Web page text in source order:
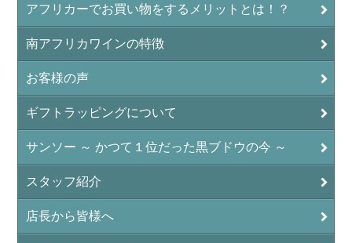
アフリカーでお買い物をするメリットとは！？
南アフリカワインの特徴
お客様の声
ギフトラッピングについて
サンソー ～ かつて１位だった黒ブドウの今 ～
スタッフ紹介
店長から皆様へ